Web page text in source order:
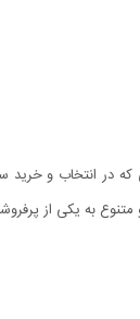
در انتخاب و
متنوع به یکی از